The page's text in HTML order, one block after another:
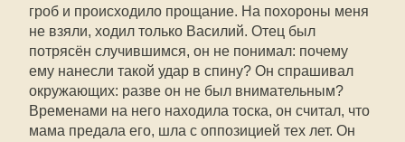
гроб и происходило прощание. На похороны меня
не взяли, ходил только Василий. Отец был
потрясён случившимся, он не понимал: почему
ему нанесли такой удар в спину? Он спрашивал
окружающих: разве он не был внимательным?
Временами на него находила тоска, он считал, что
мама предала его, шла с оппозицией тех лет. Он